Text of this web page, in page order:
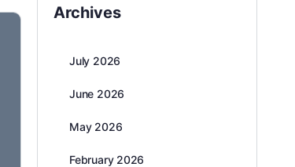
Archives
July 2026
June 2026
May 2026
February 2026